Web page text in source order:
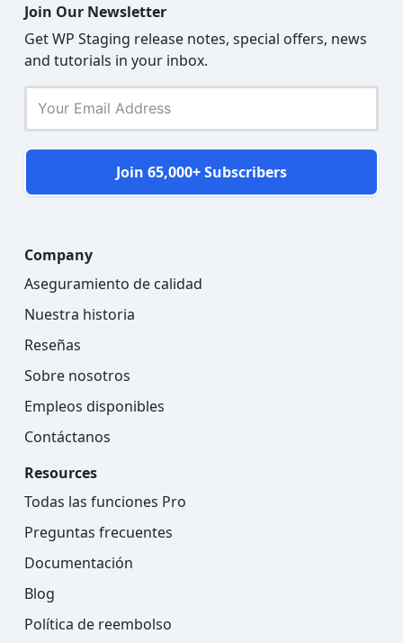
Join Our Newsletter
Get WP Staging release notes, special offers, news
and tutorials in your inbox.
Join 65,000+ Subscribers
Company
Aseguramiento de calidad
Nuestra historia
Reseñas
Sobre nosotros
Empleos disponibles
Contáctanos
Resources
Todas las funciones Pro
Preguntas frecuentes
Documentación
Blog
Política de reembolso